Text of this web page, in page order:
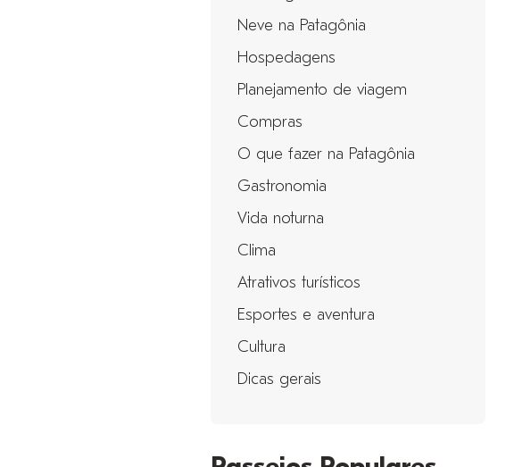
Neve na Patagônia
Hospedagens
Planejamento de viagem
Compras
O que fazer na Patagônia
Gastronomia
Vida noturna
Clima
Atrativos turísticos
Esportes e aventura
Cultura
Dicas gerais